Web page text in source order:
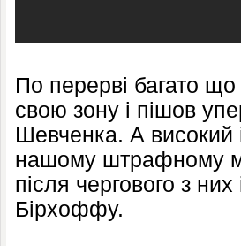
По перерві багато
свою зону і пішов
Шевченка. А високий
нашому штрафному
після чергового з
Бірхоффу.